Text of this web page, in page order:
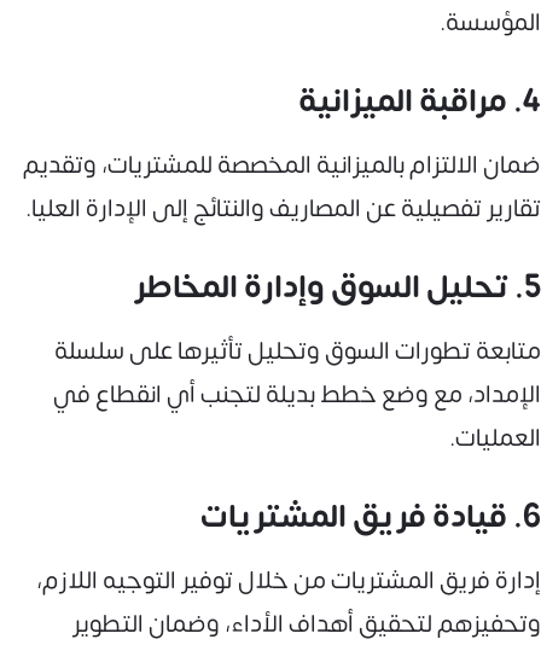
المؤسسة.
4. مراقبة الميزانية
ضمان الالتزام بالميزانية المخصصة للمشتريات، وتقديم
تقارير تفصيلية عن المصاريف والنتائج إلى الإدارة العليا.
5. تحليل السوق وإدارة المخاطر
متابعة تطورات السوق وتحليل تأثيرها على سلسلة
الإمداد، مع وضع خطط بديلة لتجنب أي انقطاع في
العمليات.
6. قيادة فريق المشتريات
إدارة فريق المشتريات من خلال توفير التوجيه اللازم،
وتحفيزهم لتحقيق أهداف الأداء، وضمان التطوير